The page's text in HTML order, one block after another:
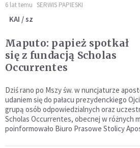
6 lat temu SERWIS PAPIESKI
KAI / sz
Maputo: papież spotkał
się z fundacją Scholas
Occurrentes
Dziś rano po Mszy św. w nuncjaturze
udaniem się do pałacu prezydenckiego
grupą osób odpowiedzialnych oraz
Scholas Occurrentes, obecnej w różnych
poinformowało Biuro Prasowe Stolicy